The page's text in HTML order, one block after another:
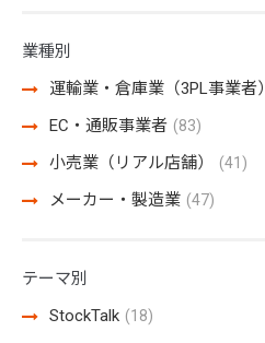
業種別
運輸業・倉庫業（3PL事業者）
EC・通販事業者 (83)
小売業（リアル店舗） (41)
メーカー・製造業 (47)
テーマ別
StockTalk (18)